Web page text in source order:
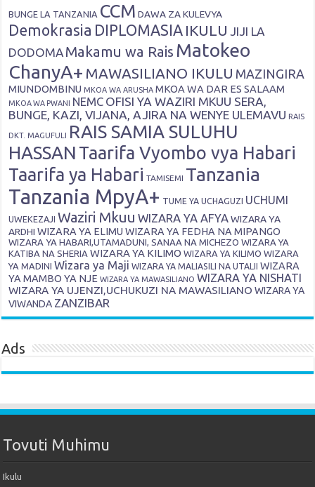
BUNGE LA TANZANIA CCM DAWA ZA KULEVYA
Demokrasia DIPLOMASIA IKULU JIJI LA
DODOMA Makamu wa Rais Matokeo
ChanyA+ MAWASILIANO IKULU MAZINGIRA
MIUNDOMBINU MKOA WA ARUSHA MKOA WA DAR ES SALAAM
MKOA WA PWANI NEMC OFISI YA WAZIRI MKUU SERA,
BUNGE, KAZI, VIJANA, AJIRA NA WENYE ULEMAVU RAIS
DKT. MAGUFULI RAIS SAMIA SULUHU
HASSAN Taarifa Vyombo vya Habari
Taarifa ya Habari TAMISEMI Tanzania
Tanzania MpyA+ TUME YA UCHAGUZI UCHUMI
UWEKEZAJI Waziri Mkuu WIZARA YA AFYA WIZARA YA
ARDHI WIZARA YA ELIMU WIZARA YA FEDHA NA MIPANGO
WIZARA YA HABARI,UTAMADUNI, SANAA NA MICHEZO WIZARA YA
KATIBA NA SHERIA WIZARA YA KILIMO WIZARA YA KILIMO WIZARA
YA MADINI Wizara ya Maji WIZARA YA MALIASILI NA UTALII WIZARA
YA MAMBO YA NJE WIZARA YA MAWASILIANO WIZARA YA NISHATI
WIZARA YA UJENZI,UCHUKUZI NA MAWASILIANO WIZARA YA
VIWANDA ZANZIBAR
Ads
Tovuti Muhimu
Ikulu